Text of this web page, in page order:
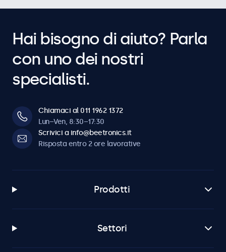
Hai bisogno di aiuto? Parla
con uno dei nostri
specialisti.
Chiamaci al 011 1962 1372
Lun–Ven, 8:30–17:30
Scrivici a info@beetronics.it
Risposta entro 2 ore lavorative
Prodotti
Settori